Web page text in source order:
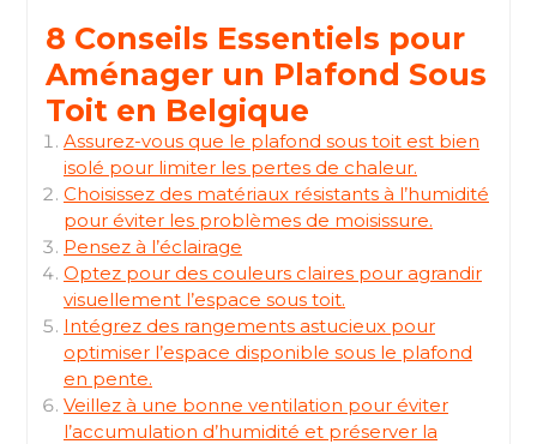
8 Conseils Essentiels pour
Aménager un Plafond Sous
Toit en Belgique
Assurez-vous que le plafond sous toit est bien
isolé pour limiter les pertes de chaleur.
Choisissez des matériaux résistants à l’humidité
pour éviter les problèmes de moisissure.
Pensez à l’éclairage
Optez pour des couleurs claires pour agrandir
visuellement l’espace sous toit.
Intégrez des rangements astucieux pour
optimiser l’espace disponible sous le plafond
en pente.
Veillez à une bonne ventilation pour éviter
l’accumulation d’humidité et préserver la